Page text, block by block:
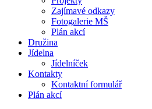
Zajímavé odkazy
Fotogalerie MŠ
Plán akcí
Družina
Jídelna
Jídelníček
Kontakty
Kontaktní formulář
Plán akcí